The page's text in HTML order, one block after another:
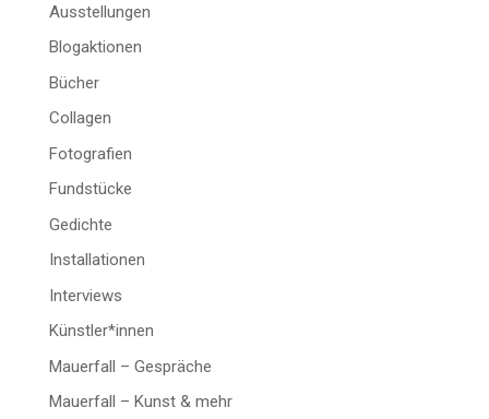
Ausstellungen
Blogaktionen
Bücher
Collagen
Fotografien
Fundstücke
Gedichte
Installationen
Interviews
Künstler*innen
Mauerfall – Gespräche
Mauerfall – Kunst & mehr